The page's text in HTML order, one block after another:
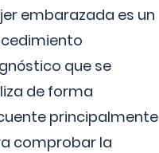
embarazada es un
que se
de forma
principalmente
comprobar la